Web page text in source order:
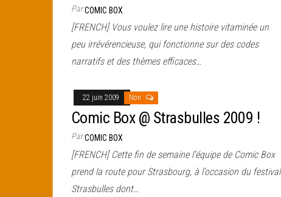
ParCOMIC BOX
[FRENCH] Vous voulez lire une histoire vitaminée un
peu irrévérencieuse, qui fonctionne sur des codes
narratifs et des thèmes efficaces…
22 juin 2009 Non
Comic Box @ Strasbulles 2009 !
ParCOMIC BOX
[FRENCH] Cette fin de semaine l’équipe de Comic Box
prend la route pour Strasbourg, à l’occasion du festival
Strasbulles dont…